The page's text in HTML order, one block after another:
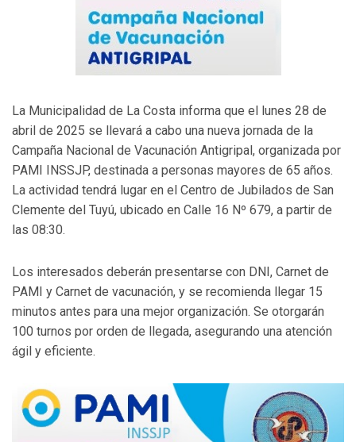
La Municipalidad de La Costa informa que el lunes 28 de
abril de 2025 se llevará a cabo una nueva jornada de la
Campaña Nacional de Vacunación Antigripal, organizada por
PAMI INSSJP, destinada a personas mayores de 65 años.
La actividad tendrá lugar en el Centro de Jubilados de San
Clemente del Tuyú, ubicado en Calle 16 Nº 679, a partir de
las 08:30.
Los interesados deberán presentarse con DNI, Carnet de
PAMI y Carnet de vacunación, y se recomienda llegar 15
minutos antes para una mejor organización. Se otorgarán
100 turnos por orden de llegada, asegurando una atención
ágil y eficiente.